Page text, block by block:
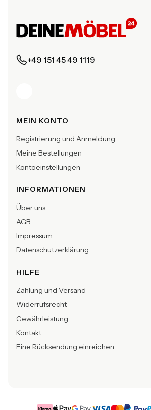
+49 151 45 49 1119
Fußzeilenmenü
MEIN KONTO
Registrierung und Anmeldung
Meine Bestellungen
Kontoeinstellungen
INFORMATIONEN
Über uns
AGB
Impressum
Datenschutzerklärung
HILFE
Zahlung und Versand
Widerrufsrecht
Gewährleistung
Kontakt
Eine Rücksendung einreichen